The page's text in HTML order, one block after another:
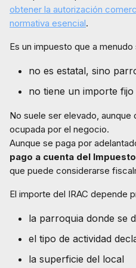
obtener la autorización
normativa esencial.
Es un impuesto que a
no es estatal, sino
no tiene un importe
No suele ser elevado,
ocupada por el negocio.
Aunque se paga por
pago a cuenta del
que puede considerarse
El importe del IRAC depende
la parroquia donde se
el tipo de actividad
la superficie del local